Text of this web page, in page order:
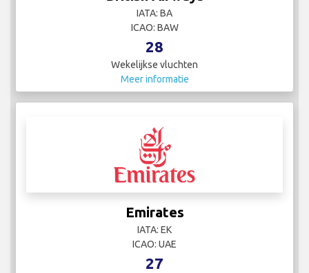
IATA: BA
ICAO: BAW
28
Wekelijkse vluchten
Meer informatie
Emirates
IATA: EK
ICAO: UAE
27